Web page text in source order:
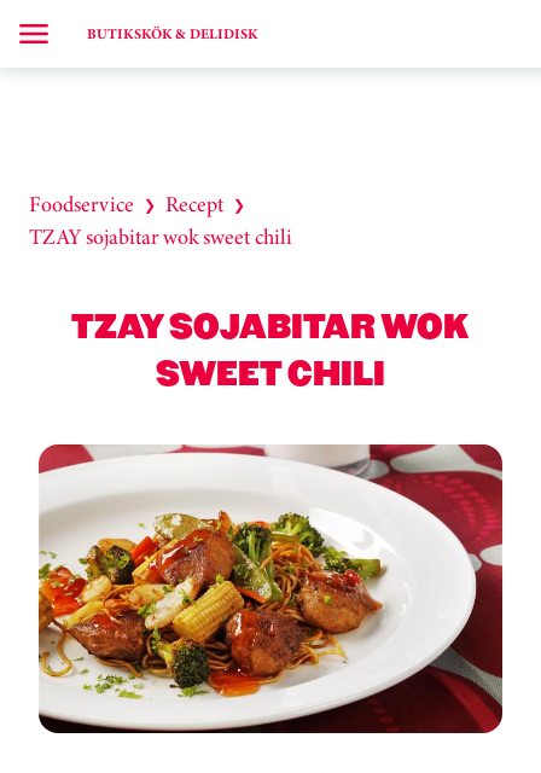
BUTIKSKÖK & DELIDISK
Foodservice ❯ Recept ❯
TZAY sojabitar wok sweet chili
TZAY SOJABITAR WOK
SWEET CHILI